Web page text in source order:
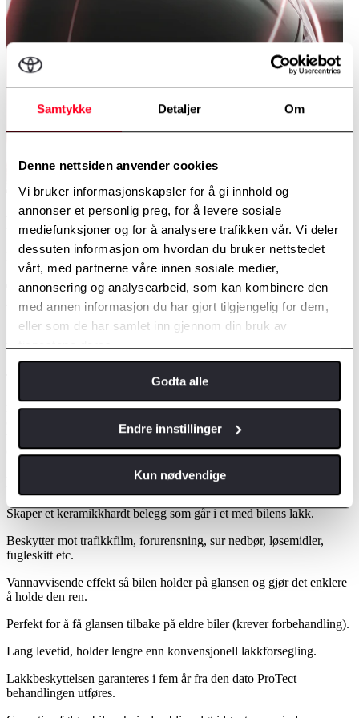
Samtykke Detaljer Om
Denne nettsiden anvender cookies
Vi bruker informasjonskapsler for å gi innhold og
annonser et personlig preg, for å levere sosiale
mediefunksjoner og for å analysere trafikken vår. Vi deler
dessuten informasjon om hvordan du bruker nettstedet
vårt, med partnerne våre innen sosiale medier,
annonsering og analysearbeid, som kan kombinere den
med annen informasjon du har gjort tilgjengelig for dem,
eller som de har samlet inn gjennom din bruk av
tjenestene deres.
Godta alle
Endre innstillinger
Kun nødvendige
ProTect
Lakkforsegling
Toyota ProTect beskytter lakken og
bevarer bilens glans år etter år.
Bekymringsfritt bilhold
Toyota ProTect er ikke en konvensjonell poleringsvoks eller
monokylær forbindelse med bilens lakk og skaper en ekstrem sterk
og holdbar forsegling. Toyota ProTect er en revolusjonerende
teknologi basert på NASAs forskning og utvikling innenfor
overflatebehandlinger.
Fordelene ved Toyota ProTect
Skaper et keramikkhardt belegg som går i et med bilens lakk.
Beskytter mot trafikkfilm, forurensning, sur nedbør, løsemidler,
fugleskitt etc.
Vannavvisende effekt så bilen holder på glansen og gjør det enklere
å holde den ren.
Perfekt for å få glansen tilbake på eldre biler (krever forbehandling).
Lang levetid, holder lengre enn konvensjonell lakkforsegling.
Lakkbeskyttelsen garanteres i fem år fra den dato ProTect
behandlingen utføres.